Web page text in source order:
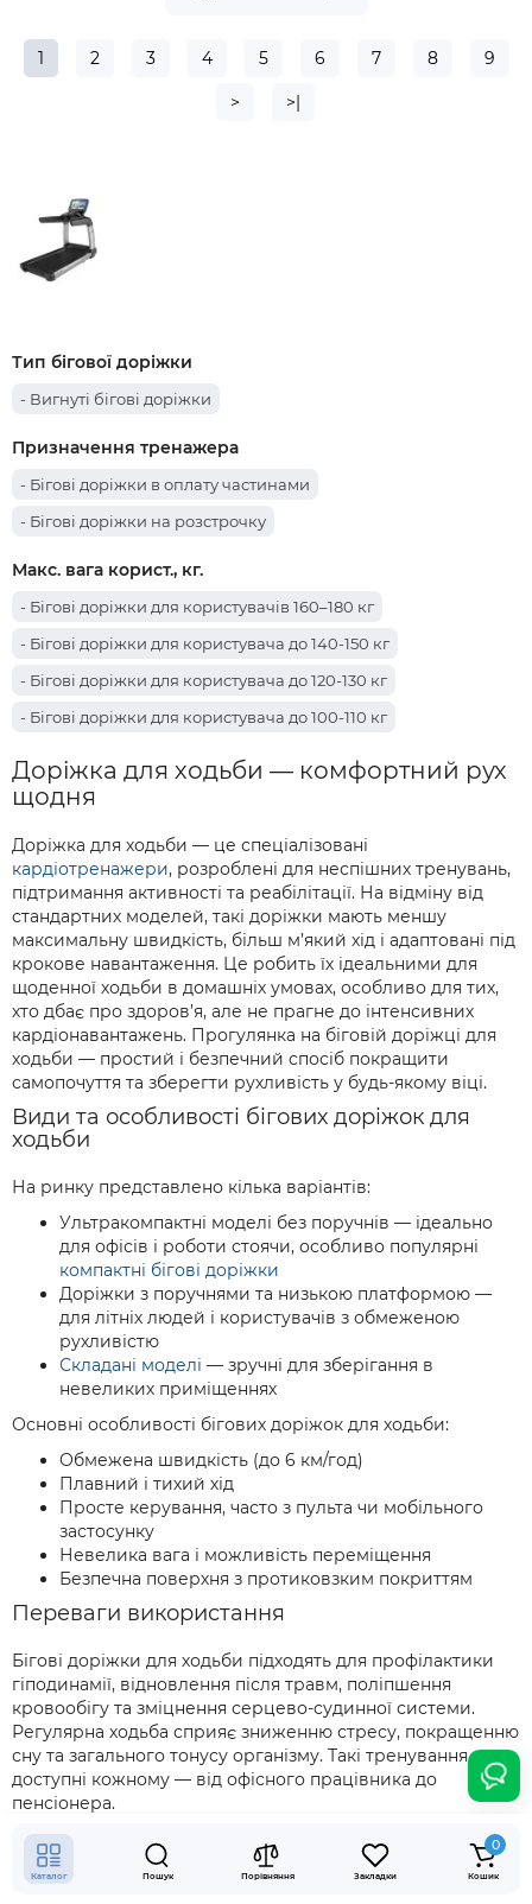
Каталог Пошук Порівняння Закладки
0
Кошик
1 2 3 4 5 6 7 8 9
> >|
Тип бігової доріжки
- Вигнуті бігові доріжки
Призначення тренажера
- Бігові доріжки в оплату частинами
- Бігові доріжки на розстрочку
Макс. вага корист., кг.
- Бігові доріжки для користувачів 160–180 кг
- Бігові доріжки для користувача до 140-150 кг
- Бігові доріжки для користувача до 120-130 кг
- Бігові доріжки для користувача до 100-110 кг
Доріжка для ходьби — комфортний рух
щодня
Доріжка для ходьби — це спеціалізовані
кардіотренажери, розроблені для неспішних тренувань,
підтримання активності та реабілітації. На відміну від
стандартних моделей, такі доріжки мають меншу
максимальну швидкість, більш м’який хід і адаптовані під
крокове навантаження. Це робить їх ідеальними для
щоденної ходьби в домашніх умовах, особливо для тих,
хто дбає про здоров’я, але не прагне до інтенсивних
кардіонавантажень. Прогулянка на біговій доріжці для
ходьби — простий і безпечний спосіб покращити
самопочуття та зберегти рухливість у будь-якому віці.
Види та особливості бігових доріжок для
ходьби
На ринку представлено кілька варіантів:
Ультракомпактні моделі без поручнів — ідеально
для офісів і роботи стоячи, особливо популярні
компактні бігові доріжки
Доріжки з поручнями та низькою платформою —
для літніх людей і користувачів з обмеженою
рухливістю
Складані моделі — зручні для зберігання в
невеликих приміщеннях
Основні особливості бігових доріжок для ходьби:
Обмежена швидкість (до 6 км/год)
Плавний і тихий хід
Просте керування, часто з пульта чи мобільного
застосунку
Невелика вага і можливість переміщення
Безпечна поверхня з протиковзким покриттям
Переваги використання
Бігові доріжки для ходьби підходять для профілактики
гіподинамії, відновлення після травм, поліпшення
кровообігу та зміцнення серцево-судинної системи.
Регулярна ходьба сприяє зниженню стресу, покращенню
сну та загального тонусу організму. Такі тренування
доступні кожному — від офісного працівника до
пенсіонера.
Кому підійдуть бігові доріжки для ходьби
Доріжки для ходьби рекомендуються: